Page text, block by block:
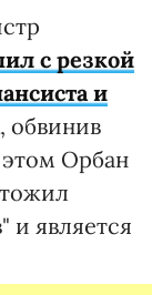
с резкой
и
, обвинив
этом Орбан
и является